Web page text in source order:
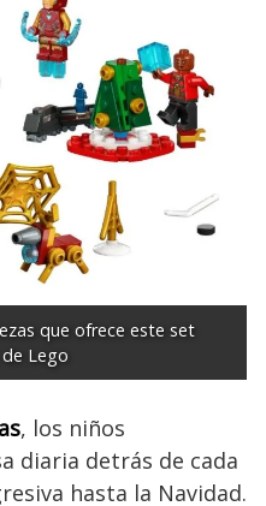
que ofrece este set
Lego
, los niños
diaria detrás de cada
hasta la Navidad.